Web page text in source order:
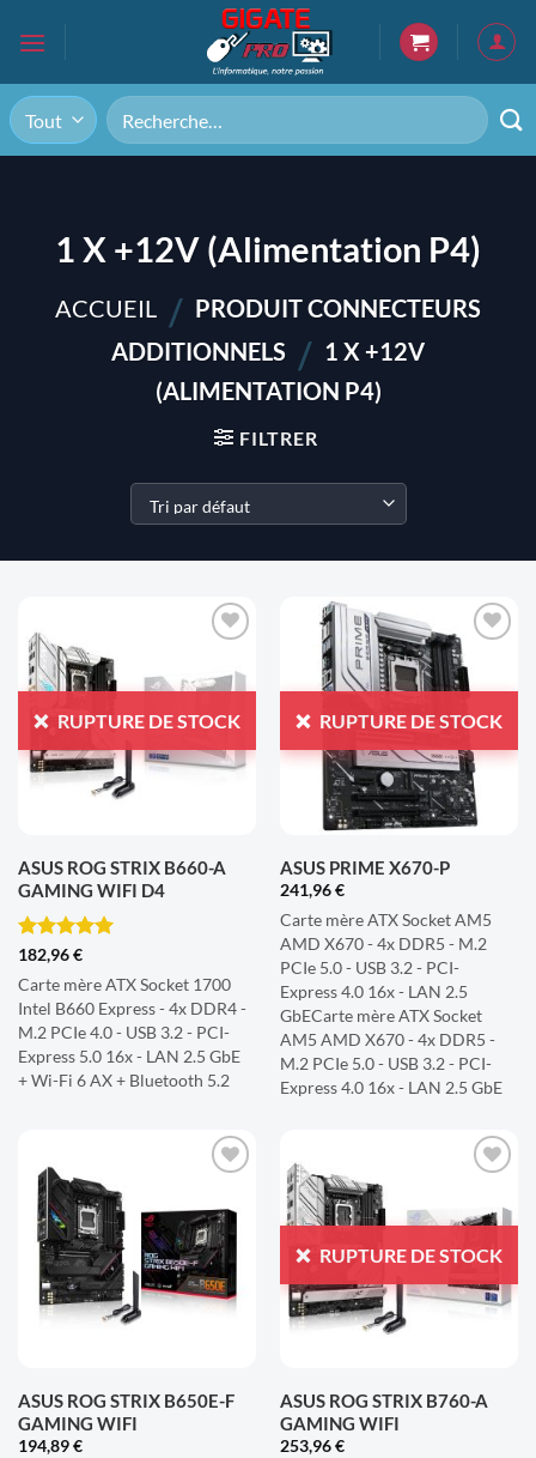
Recherche
pour :
1 X +12V (Alimentation P4)
ACCUEIL / PRODUIT CONNECTEURS
ADDITIONNELS / 1 X +12V
(ALIMENTATION P4)
FILTRER
À LA
D'ENVIES
RUPTURE DE STOCK
ASUS ROG STRIX B660-A
GAMING WIFI D4
Note5sur
182,96€
Carte mère ATX Socket 1700
Intel B660 Express - 4x DDR4 -
M.2 PCIe 4.0 - USB 3.2 - PCI-
Express 5.0 16x - LAN 2.5 GbE
+ Wi-Fi 6 AX + Bluetooth 5.2
AJOUTER
À LA
D'ENVIES
RUPTURE DE STOCK
ASUS PRIME X670-P
241,96€
Carte mère ATX Socket AM5
AMD X670 - 4x DDR5 - M.2
PCIe 5.0 - USB 3.2 - PCI-
Express 4.0 16x - LAN 2.5
GbECarte mère ATX Socket
AM5 AMD X670 - 4x DDR5 -
M.2 PCIe 5.0 - USB 3.2 - PCI-
Express 4.0 16x - LAN 2.5 GbE
À LA
LISTE
D'ENVIES
ASUS ROG STRIX B650E-F
GAMING WIFI
194,89€
À LA
D'ENVIES
RUPTURE DE STOCK
ASUS ROG STRIX B760-A
GAMING WIFI
253,96€